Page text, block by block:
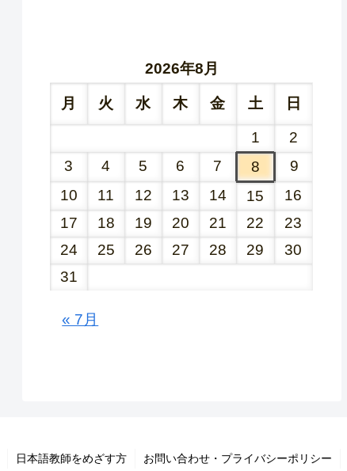
2026年8月
月 火 水 木 金 土 日
1
2
3
4 5 6 7 8
9
10
11 12 13 14 15
16
17
18 19 20 21 22
23
24
25 26 27 28 29
30
31
« 7月
日本語教師をめざす方 お問い合わせ・プライバシーポリシー